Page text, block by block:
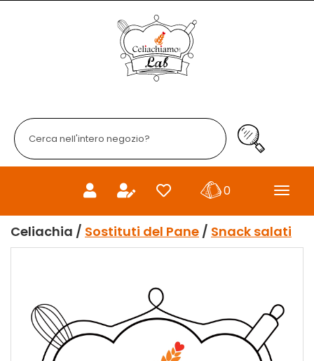
Cerca
Prodotto
Cerca
0prodotti
Celiachia / Sostituti del Pane / Snack salati